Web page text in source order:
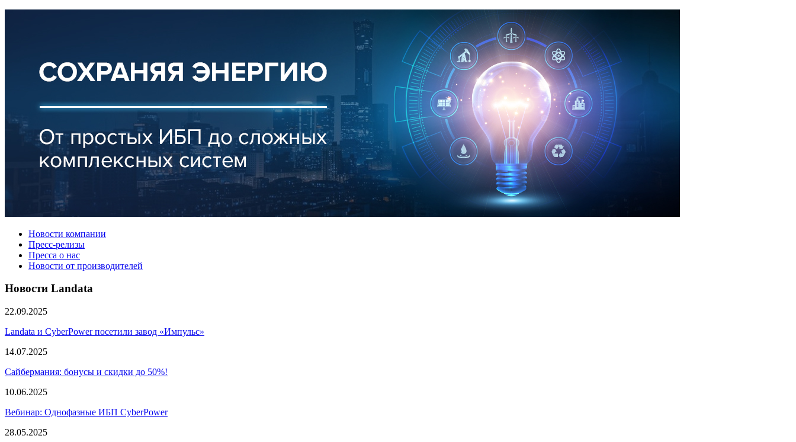
Новости компании
Пресс-релизы
Пресса о нас
Новости от производителей
Новости Landata
22.09.2025
Landata и CyberPower посетили завод «Импульс»
14.07.2025
Сайбермания: бонусы и скидки до 50%!
10.06.2025
Вебинар: Однофазные ИБП CyberPower
28.05.2025